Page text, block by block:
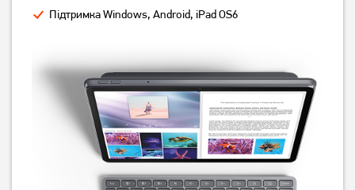
Підтримка Windows, Android, iPad OS6